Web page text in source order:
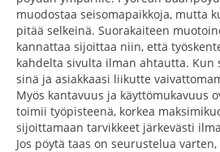
muodostaa seisomapaikkoja, mutta
pitää selkeinä. Suorakaiteen
kannattaa sijoittaa niin, että
kahdelta sivulta ilman ahtautta.
sinä ja asiakkaasi liikutte
Myös kantavuus ja käyttömukavuus
toimii työpisteenä, korkea
sijoittamaan tarvikkeet järkevästi
Jos pöytä taas on seurustelua